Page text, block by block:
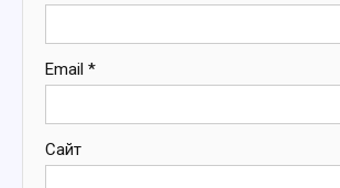
Email *
Сайт